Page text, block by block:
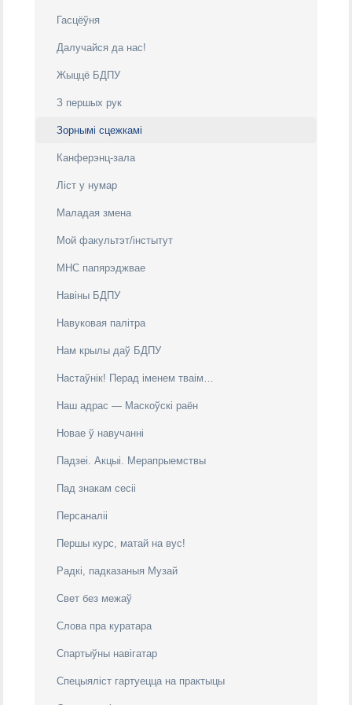
Гасцёўня
Далучайся да нас!
Жыццё БДПУ
З першых рук
Зорнымі сцежкамi
Канферэнц-зала
Ліст у нумар
Маладая змена
Мой факультэт/інстытут
МНС папярэджвае
Навіны БДПУ
Навуковая палітра
Нам крылы даў БДПУ
Настаўнік! Перад іменем тваім…
Наш адрас — Маскоўскі раён
Новае ў навучанні
Падзеі. Акцыі. Мерапрыемствы
Пад знакам cесіі
Персаналіі
Першы курс, матай на вус!
Радкі, падказаныя Музай
Свeт без межаў
Слова пра куратара
Спартыўны навігатар
Спецыяліст гартуецца на практыцы